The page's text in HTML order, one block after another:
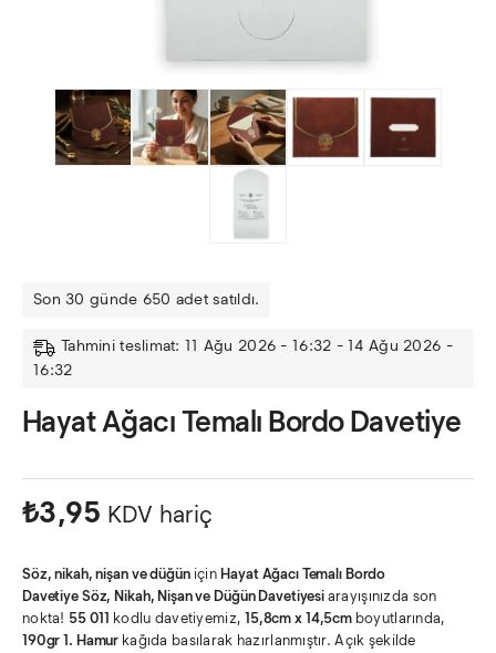
Son 30 günde 650 adet satıldı.
Tahmini teslimat: 11 Ağu 2026 - 16:32 - 14 Ağu 2026 -
16:32
Hayat Ağacı Temalı Bordo Davetiye
₺3,95 KDV hariç
Söz, nikah, nişan ve düğüniçin Hayat Ağacı Temalı Bordo
DavetiyeSöz, Nikah, Nişan ve Düğün Davetiyesi arayışınızda son
nokta! 55 011 kodlu davetiyemiz, 15,8cm x 14,5cm boyutlarında,
190gr 1. Hamur kağıda basılarak hazırlanmıştır. Açık şekilde